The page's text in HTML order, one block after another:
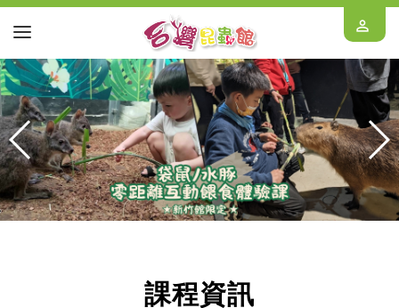
perm_identity
課程資訊